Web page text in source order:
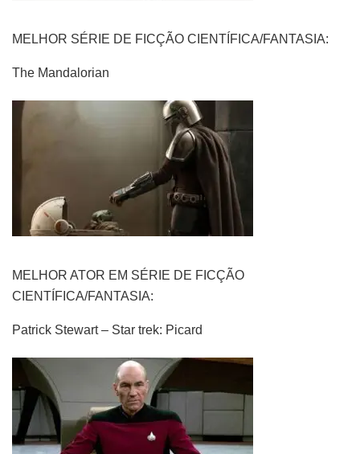
MELHOR SÉRIE DE FICÇÃO CIENTÍFICA/FANTASIA:
The Mandalorian
MELHOR ATOR EM SÉRIE DE FICÇÃO
CIENTÍFICA/FANTASIA:
Patrick Stewart – Star trek: Picard